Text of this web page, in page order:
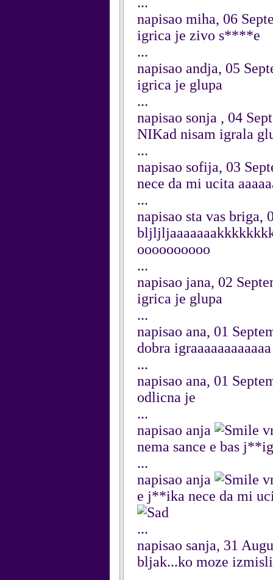
napisao miha, 06
igrica je zivo s****e
...
napisao andja, 05
igrica je glupa
...
napisao sonja , 04
NIKad nisam igrala
...
napisao sofija, 03
nece da mi ucita
...
napisao sta vas briga,
oooooooooo
...
napisao jana, 02
igrica je glupa
...
napisao ana, 01
dobra igraaaaaaaaaaaa
...
napisao ana, 01
odlicna je
...
napisao anja
nema sance e bas
...
napisao anja
e j**ika nece da mi
...
napisao sanja, 31
bljak...ko moze